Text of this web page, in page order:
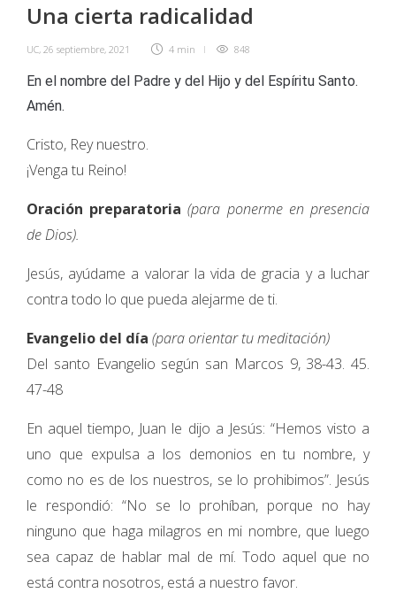
Una cierta radicalidad
UC, 26 septiembre, 2021 4 min 848
En el nombre del Padre y del Hijo y del Espíritu Santo.
Amén.
Cristo, Rey nuestro.
¡Venga tu Reino!
Oración preparatoria (para ponerme en presencia
de Dios).
Jesús, ayúdame a valorar la vida de gracia y a luchar
contra todo lo que pueda alejarme de ti.
Evangelio del día (para orientar tu meditación)
Del santo Evangelio según san Marcos 9, 38-43. 45.
47-48
En aquel tiempo, Juan le dijo a Jesús: “Hemos visto a
uno que expulsa a los demonios en tu nombre, y
como no es de los nuestros, se lo prohibimos”. Jesús
le respondió: “No se lo prohíban, porque no hay
ninguno que haga milagros en mi nombre, que luego
sea capaz de hablar mal de mí. Todo aquel que no
está contra nosotros, está a nuestro favor.